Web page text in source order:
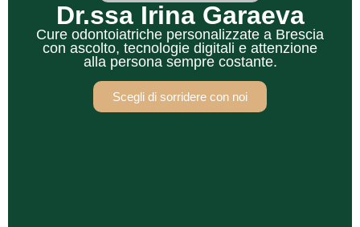
Dr.ssa Irina Garaeva
Cure odontoiatriche personalizzate a Brescia
con ascolto, tecnologie digitali e attenzione
alla persona sempre costante.
Scegli di sorridere con noi